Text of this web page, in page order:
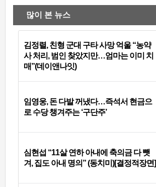
많이 본 뉴스
김정렬, 친형 군대 구타 사망 억울 “농약
사 처리, 범인 찾았지만…엄마는 이미 치
매”(데이앤나잇)
임영웅, 돈 다발 꺼냈다…즉석서 현금으
로 수당 챙겨주는 ‘구단주’
심현섭 “11살 연하 아내에 축의금 다 뺏
겨, 집도 아내 명의” (동치미)[결정적장면]